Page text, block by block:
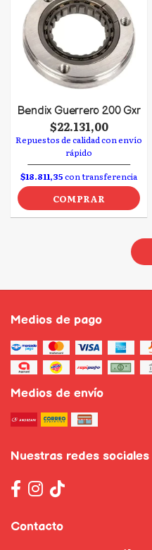
Bendix Guerrero 200 Gxr
$22.131,00
Repuestos de calidad con envío
rápido
$18.811,35con transferencia
COMPRAR
Medios de pago
Medios de envío
Nuestras redes sociales
Contacto